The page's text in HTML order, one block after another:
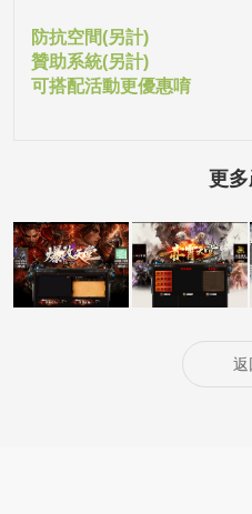
防抗空間(另計)
贊助系統(另計)
可搭配活動更優惠唷
更
5000客戶展示案
例15
5000客戶展示案
例14
返